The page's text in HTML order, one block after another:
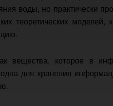
воды, но практически
теоретических моделей,
вещества, которое в
для хранения